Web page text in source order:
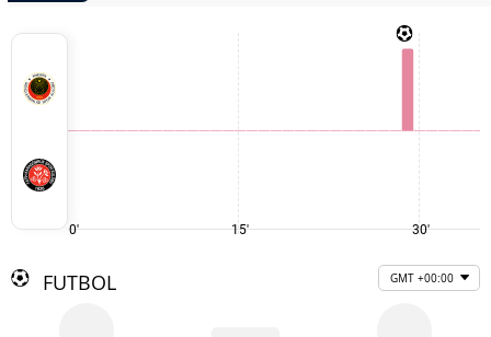
0' 15' 30'
FUTBOL GMT +00:00